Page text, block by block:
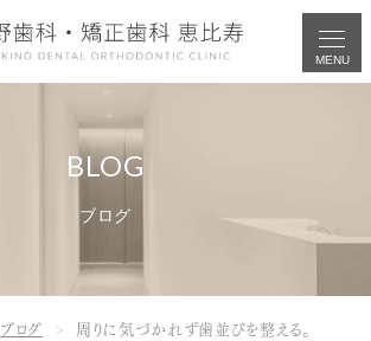
MENU
ブログ
ブログ
周りに気づかれず歯並びを整える。